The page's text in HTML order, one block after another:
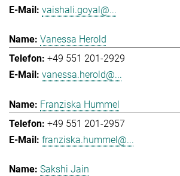
vaishali.goyal@...
Vanessa Herold
+49 551 201-2929
vanessa.herold@...
Franziska Hummel
+49 551 201-2957
franziska.hummel@...
Sakshi Jain